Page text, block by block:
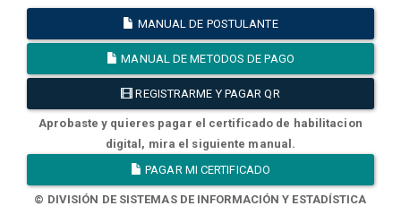
MANUAL DE POSTULANTE
MANUAL DE METODOS DE PAGO
REGISTRARME Y PAGAR QR
Aprobaste y quieres pagar el certificado de habilitacion
digital, mira el siguiente manual.
PAGAR MI CERTIFICADO
© DIVISIÓN DE SISTEMAS DE INFORMACIÓN Y ESTADÍSTICA